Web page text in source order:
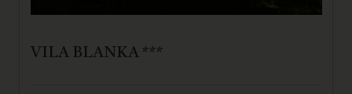
VILA BLANKA ***